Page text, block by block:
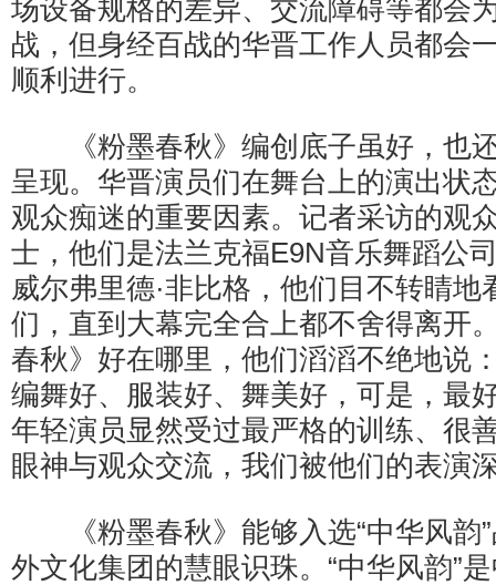
场设备规格的差异、交流障碍等都会
战，但身经百战的华晋工作人员都会
顺利进行。
《粉墨春秋》编创底子虽好，也
呈现。华晋演员们在舞台上的演出状
观众痴迷的重要因素。记者采访的观
士，他们是法兰克福E9N音乐舞蹈公
威尔弗里德·非比格，他们目不转睛
们，直到大幕完全合上都不舍得离开
春秋》好在哪里，他们滔滔不绝地说
编舞好、服装好、舞美好，可是，最
年轻演员显然受过最严格的训练、很
眼神与观众交流，我们被他们的表演
《粉墨春秋》能够入选“中华风韵”
外文化集团的慧眼识珠。“中华风韵”